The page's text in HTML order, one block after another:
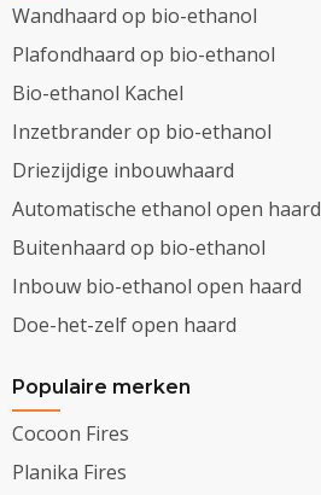
Wandhaard op bio-ethanol
Plafondhaard op bio-ethanol
Bio-ethanol Kachel
Inzetbrander op bio-ethanol
Driezijdige inbouwhaard
Automatische ethanol open haard
Buitenhaard op bio-ethanol
Inbouw bio-ethanol open haard
Doe-het-zelf open haard
Populaire merken
Cocoon Fires
Planika Fires